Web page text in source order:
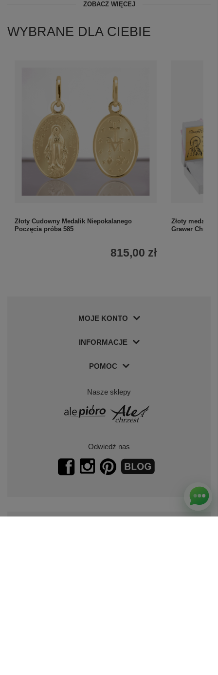
ZOBACZ WIĘCEJ
WYBRANE DLA CIEBIE
Złoty Cudowny Medalik Niepokalanego
Poczęcia próba 585
815,00 zł
Złoty medalik
Grawer Chrzest
MOJE KONTO
INFORMACJE
POMOC
Nasze sklepy
Odwiedź nas